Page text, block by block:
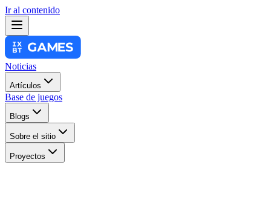
Ir al contenido
Noticias
Artículos
Base de juegos
Blogs
Sobre el sitio
Proyectos